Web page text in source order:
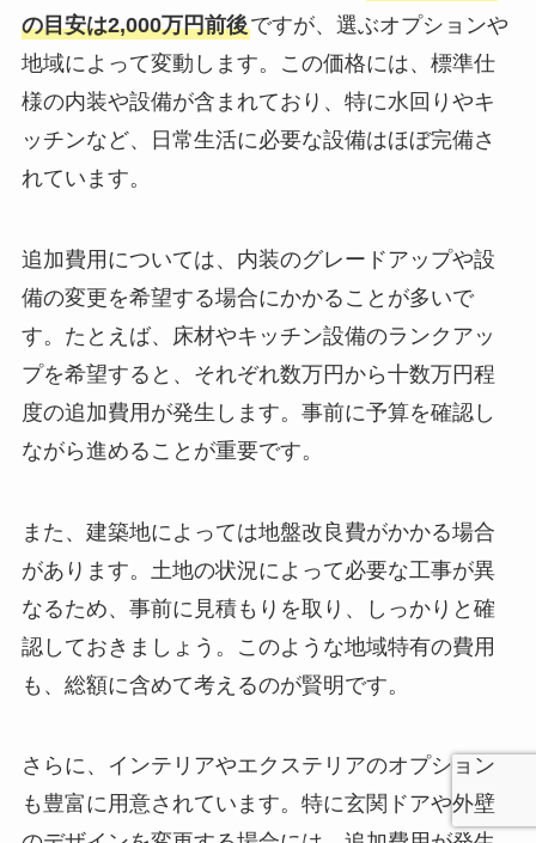
の目安は2,000万円前後ですが、選ぶオプションや
地域によって変動します。この価格には、標準仕
様の内装や設備が含まれており、特に水回りやキ
ッチンなど、日常生活に必要な設備はほぼ完備さ
れています。
追加費用については、内装のグレードアップや設
備の変更を希望する場合にかかることが多いで
す。たとえば、床材やキッチン設備のランクアッ
プを希望すると、それぞれ数万円から十数万円程
度の追加費用が発生します。事前に予算を確認し
ながら進めることが重要です。
また、建築地によっては地盤改良費がかかる場合
があります。土地の状況によって必要な工事が異
なるため、事前に見積もりを取り、しっかりと確
認しておきましょう。このような地域特有の費用
も、総額に含めて考えるのが賢明です。
さらに、インテリアやエクステリアのオプション
も豊富に用意されています。特に玄関ドアや外壁